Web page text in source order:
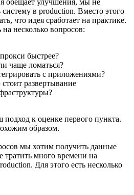
систему в production. Вместо этого
что идея сработает на практике.
несколько вопросов:
быстрее?
чаще ломаться?
с приложениями?
стоит развертывание
к оценке первого пункта.
образом.
мы хотим получить данные
тратить много времени на
Для этого есть несколько